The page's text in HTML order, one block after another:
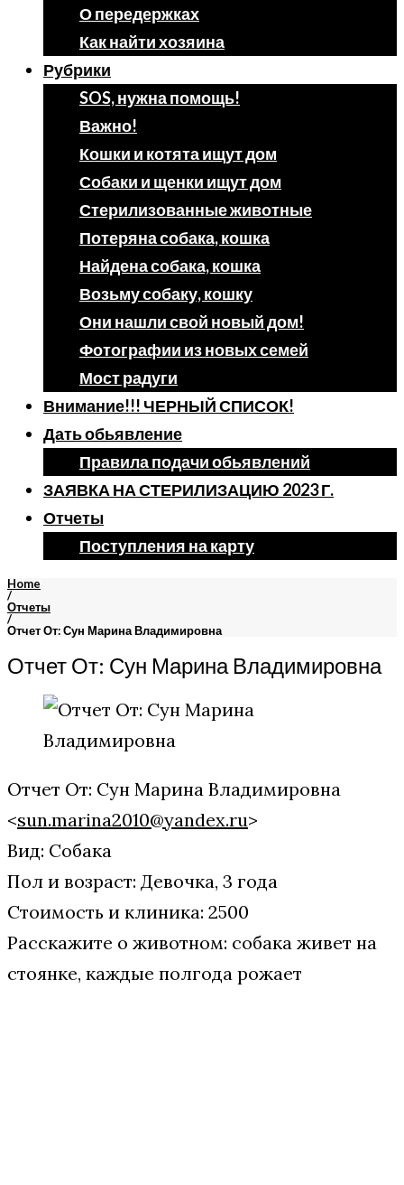
О передержках
Как найти хозяина
Рубрики
SOS, нужна помощь!
Важно!
Кошки и котята ищут дом
Собаки и щенки ищут дом
Стерилизованные животные
Потеряна собака, кошка
Найдена собака, кошка
Возьму собаку, кошку
Они нашли свой новый дом!
Фотографии из новых семей
Мост радуги
Внимание!!! ЧЕРНЫЙ СПИСОК!
Дать обьявление
Правила подачи обьявлений
ЗАЯВКА НА СТЕРИЛИЗАЦИЮ 2023 Г.
Отчеты
Поступления на карту
Home
/
Отчеты
/
Отчет От: Сун Марина Владимировна
Отчет От: Сун Марина Владимировна
Отчет От: Сун Марина Владимировна
<sun.marina2010@yandex.ru>
Вид: Cобака
Пол и возраст: Девочка, 3 года
Стоимость и клиника: 2500
Расскажите о животном: собака живет на
стоянке, каждые полгода рожает